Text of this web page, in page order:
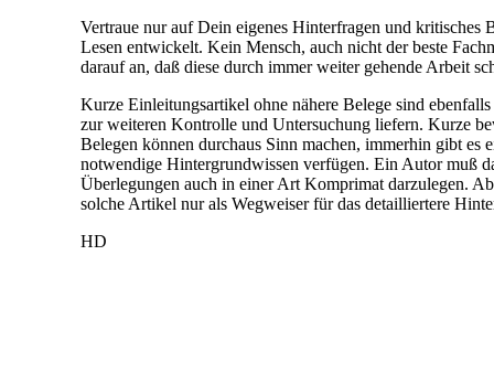
Vertraue nur auf Dein eigenes Hinterfragen und kritisches
Lesen entwickelt. Kein Mensch, auch nicht der beste
darauf an, daß diese durch immer weiter gehende Arbeit
Kurze Einleitungsartikel ohne nähere Belege sind
zur weiteren Kontrolle und Untersuchung liefern. Kurze
Belegen können durchaus Sinn machen, immerhin gibt es
notwendige Hintergrundwissen verfügen. Ein Autor muß
Überlegungen auch in einer Art Komprimat darzulegen.
solche Artikel nur als Wegweiser für das detailliertere
HD